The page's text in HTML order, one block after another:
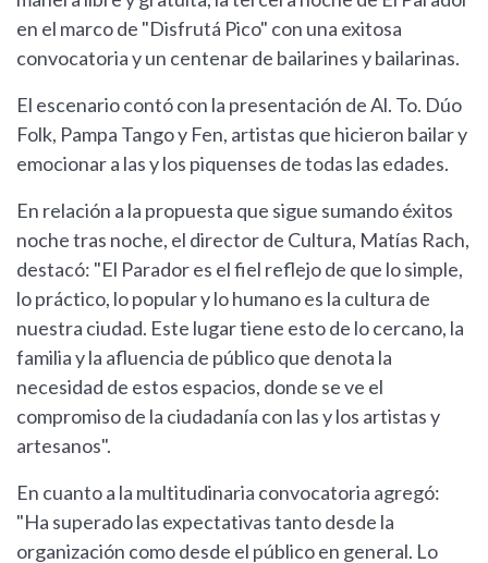
en el marco de "Disfrutá Pico" con una exitosa
convocatoria y un centenar de bailarines y bailarinas.
El escenario contó con la presentación de Al. To. Dúo
Folk, Pampa Tango y Fen, artistas que hicieron bailar y
emocionar a las y los piquenses de todas las edades.
En relación a la propuesta que sigue sumando éxitos
noche tras noche, el director de Cultura, Matías Rach,
destacó: "El Parador es el fiel reflejo de que lo simple,
lo práctico, lo popular y lo humano es la cultura de
nuestra ciudad. Este lugar tiene esto de lo cercano, la
familia y la afluencia de público que denota la
necesidad de estos espacios, donde se ve el
compromiso de la ciudadanía con las y los artistas y
artesanos".
En cuanto a la multitudinaria convocatoria agregó:
"Ha superado las expectativas tanto desde la
organización como desde el público en general. Lo